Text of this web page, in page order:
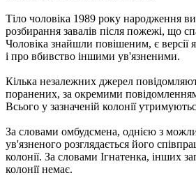
Тіло чоловіка 1989 року народження
розбирання завалів після пожежі, що
Чоловіка знайшли повішеним, є версії
і про вбивство іншими ув'язненими.
Кілька незалежних джерел
поранених, за окремими
Всього у зазначеній колонії
За словами омбудсмена, однією з
ув'язненого розглядається його
колонії. За словами Ігнатенка, інших
колонії немає.